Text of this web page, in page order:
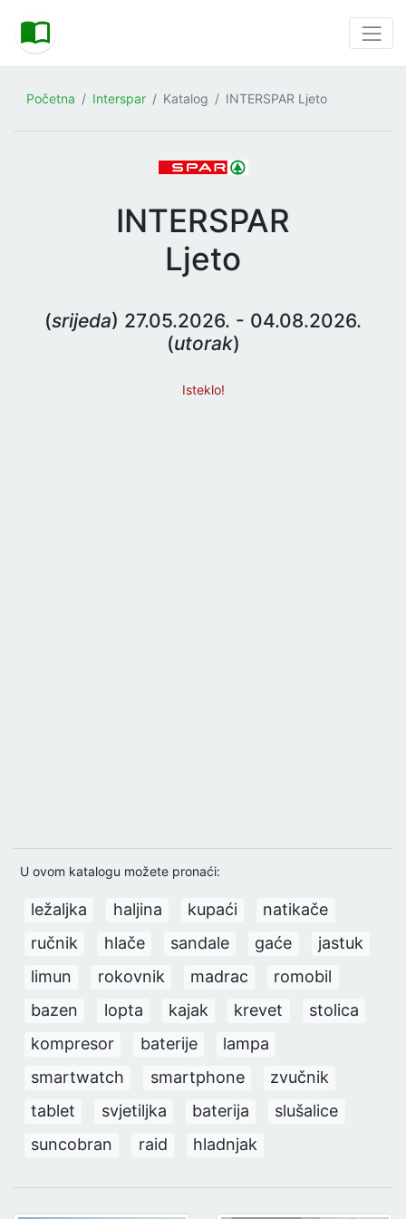
Početna Interspar Katalog INTERSPAR Ljeto
INTERSPAR
Ljeto
(srijeda) 27.05.2026. - 04.08.2026.
(utorak)
Isteklo!
U ovom katalogu možete pronaći:
ležaljka haljina kupaći
natikače
ručnik
hlače sandale gaće
jastuk
limun
rokovnik madrac
romobil
bazen
lopta kajak krevet
stolica
kompresor
baterije
lampa
smartwatch
smartphone
zvučnik
tablet
svjetiljka baterija
slušalice
suncobran
raid hladnjak